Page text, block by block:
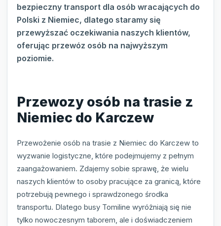
bezpieczny transport dla osób wracających do
Polski z Niemiec, dlatego staramy się
przewyższać oczekiwania naszych klientów,
oferując przewóz osób na najwyższym
poziomie.
Przewozy osób na trasie z
Niemiec do Karczew
Przewożenie osób na trasie z Niemiec do Karczew to
wyzwanie logistyczne, które podejmujemy z pełnym
zaangażowaniem. Zdajemy sobie sprawę, że wielu
naszych klientów to osoby pracujące za granicą, które
potrzebują pewnego i sprawdzonego środka
transportu. Dlatego busy Tomiline wyróżniają się nie
tylko nowoczesnym taborem, ale i doświadczeniem